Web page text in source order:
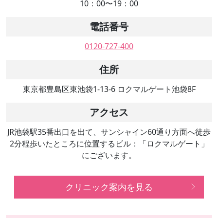
10：00〜19：00
電話番号
0120-727-400
住所
東京都豊島区東池袋1-13-6 ロクマルゲート池袋8F
アクセス
JR池袋駅35番出口を出て、サンシャイン60通り方面へ徒歩
2分程歩いたところに位置するビル：「ロクマルゲート」
にございます。
クリニック案内を見る